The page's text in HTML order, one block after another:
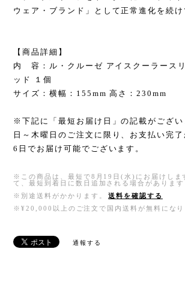
ウェア・ブランド」として正常進化を続け
【商品詳細】
内 容：ル・クルーゼ アイスクーラース
ッド １個
サイズ：横幅：155mm 高さ：230mm
※下記に「最短お届け日」の記載がござい
日～木曜日のご注文に限り、お支払い完
6日でお届け可能でございます。
※この商品は、最短で8月19日(水)にお届けしま
て、最短到着日に数日追加される場合があります
※別途送料がかかります。
送料を確認する
※¥20,000以上のご注文で国内送料が無料になり
通報する